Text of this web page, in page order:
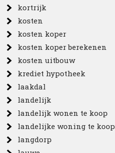
kortrijk
kosten
kosten koper
kosten koper berekenen
kosten uitbouw
krediet hypotheek
laakdal
landelijk
landelijk wonen te koop
landelijke woning te koop
langdorp